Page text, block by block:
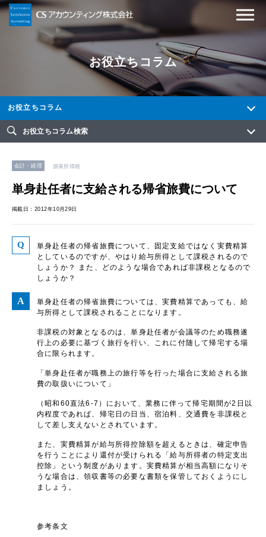
お役立ちコラム
お役立ちコラム
お役立ちコラム検索
会計・経理 源泉所得税
単身赴任者に支給される帰省旅費について
掲載日：2012年10月29日
単身赴任者の帰省旅費について、固定支給ではなく実費精算
としているのですが、やはり給与所得として課税されるので
しょうか？ また、どのような場合であれば非課税となるので
しょうか？
単身赴任者の帰省旅費については、実費精算であっても、給
与所得として課税されることになります。
非課税の対象となるのは、単身赴任者が会議等のため職務遂
行上の必要に基づく旅行を行い、これに付随して帰宅する場
合に限られます。
「単身赴任者が職務上の旅行等を行った場合に支給される旅
費の取扱いについて」
（昭和60直法6-7）において、業務に伴って帰宅期間が2日以
内程度であれば、帰宅日の日当、宿泊料、交通費を非課税と
して差し支えないとされています。
また、実費精算が給与所得控除額を超えるときは、確定申告
を行うことにより還付が受けられる「給与所得者の特定支出
控除」という制度があります。実費精算が相当高額になりそ
うな場合は、領収書等の必要な書類を保管しておくようにし
ましょう。
参考条文